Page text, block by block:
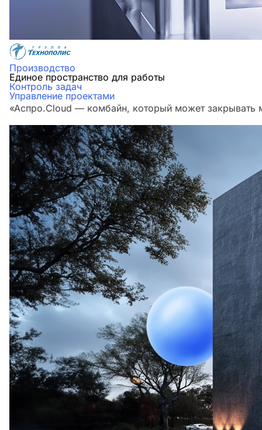
Производство
Единое пространство для работы
Контроль задач
Управление проектами
«Аспро.Cloud — комбайн, который может закрывать